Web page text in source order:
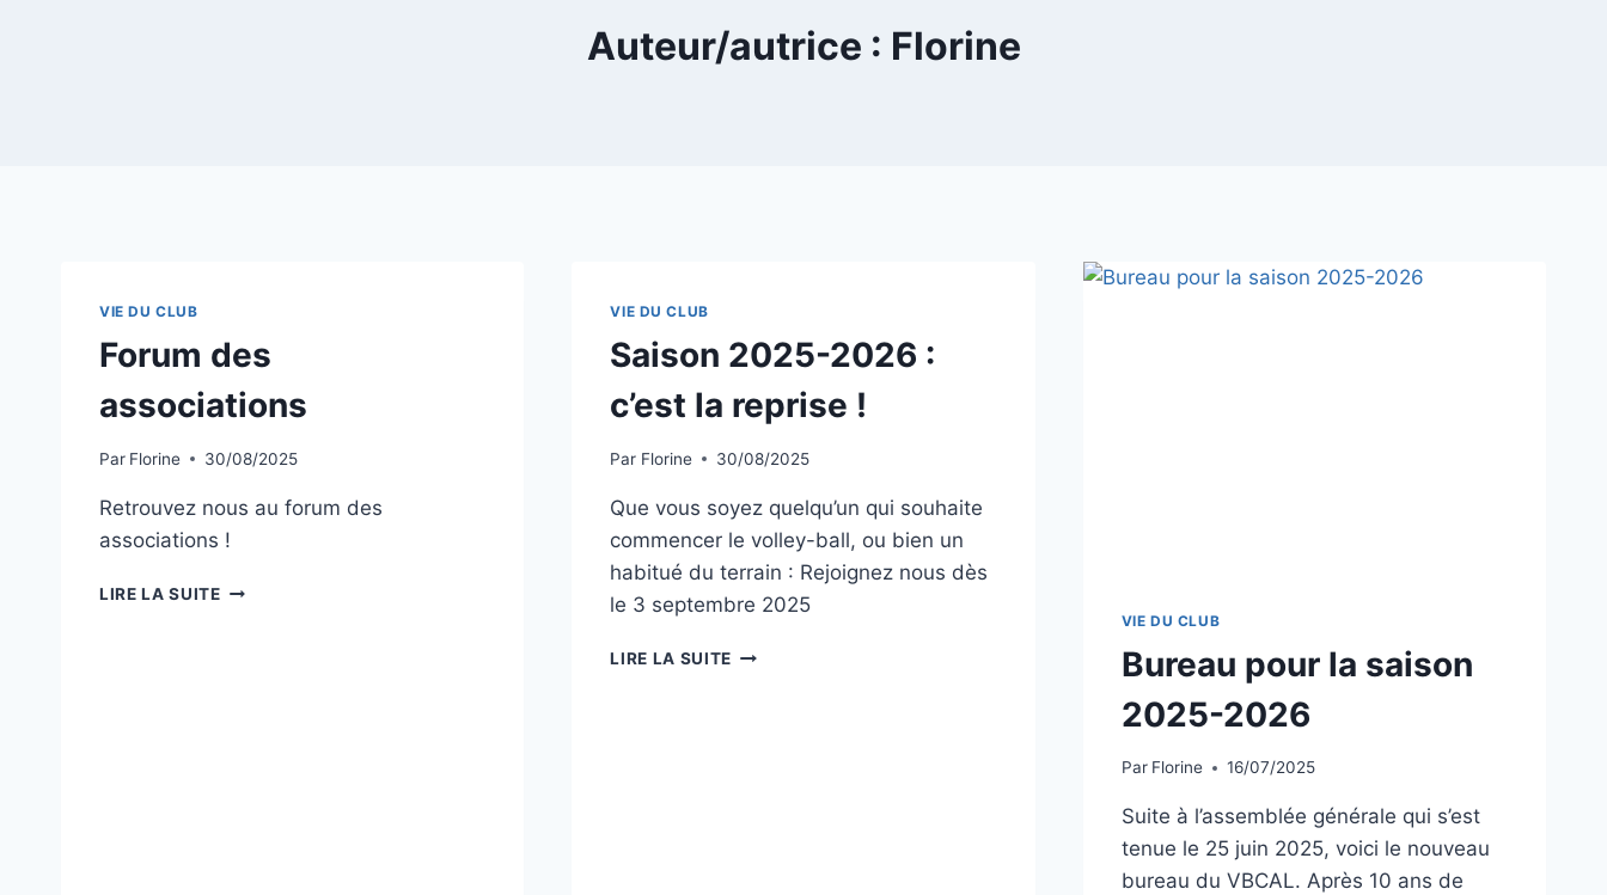
Auteur/autrice : Florine
VIE DU CLUB
Forum des
associations
Par Florine 30/08/2025
Retrouvez nous au forum des
associations !
LIRE LA SUITEFORUM
VIE DU CLUB
Saison 2025-2026 :
c’est la reprise !
Par Florine 30/08/2025
Que vous soyez quelqu’un qui souhaite
commencer le volley-ball, ou bien un
habitué du terrain : Rejoignez nous dès
le 3 septembre 2025
LIRE LA SUITE SAISON
VIE DU CLUB
Bureau pour la saison
2025-2026
Par Florine 16/07/2025
Suite à l’assemblée générale qui s’est
tenue le 25 juin 2025, voici le nouveau
bureau du VBCAL. Après 10 ans de